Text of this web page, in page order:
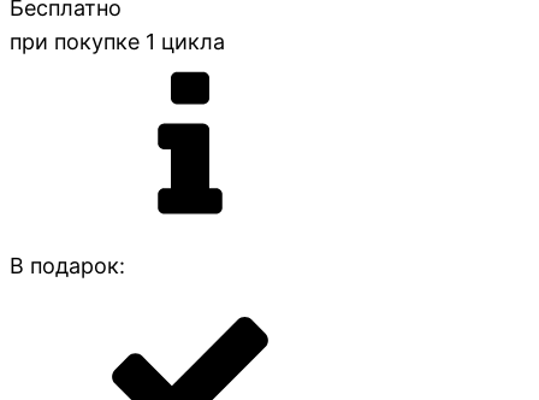
Бесплатно
при покупке 1 цикла
В подарок: